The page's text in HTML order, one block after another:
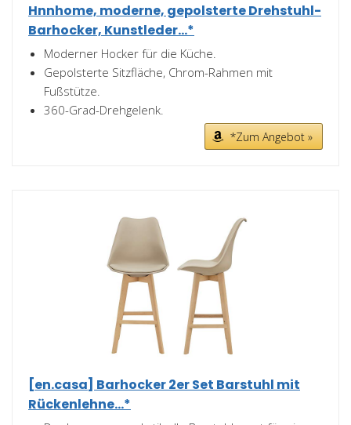
Hnnhome, moderne, gepolsterte Drehstuhl-
Barhocker, Kunstleder...*
Moderner Hocker für die Küche.
Gepolsterte Sitzfläche, Chrom-Rahmen mit
Fußstütze.
360-Grad-Drehgelenk.
*Zum Angebot »
[en.casa] Barhocker 2er Set Barstuhl mit
Rückenlehne...*